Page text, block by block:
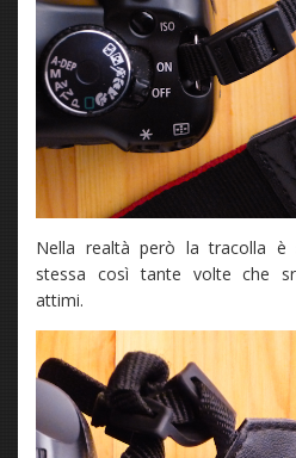
Nella realtà però la tracolla è
stessa così tante volte che
attimi.